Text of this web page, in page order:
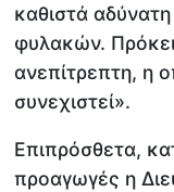
καθιστά
φυλακών.
ανεπίτρεπτη, η
συνεχιστεί».
Επιπρόσθετα,
προαγωγές η